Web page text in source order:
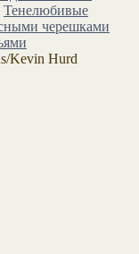
Тенелюбивые
черешками
Kevin Hurd